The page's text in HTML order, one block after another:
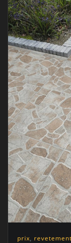
prix, revetement